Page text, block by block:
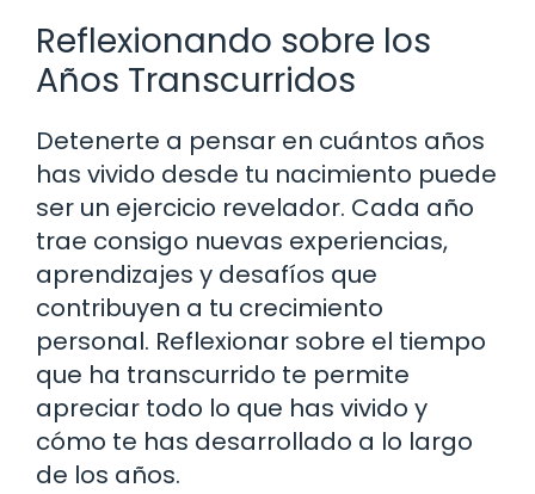
Reflexionando sobre los
Años Transcurridos
Detenerte a pensar en cuántos años
has vivido desde tu nacimiento puede
ser un ejercicio revelador. Cada año
trae consigo nuevas experiencias,
aprendizajes y desafíos que
contribuyen a tu crecimiento
personal. Reflexionar sobre el tiempo
que ha transcurrido te permite
apreciar todo lo que has vivido y
cómo te has desarrollado a lo largo
de los años.